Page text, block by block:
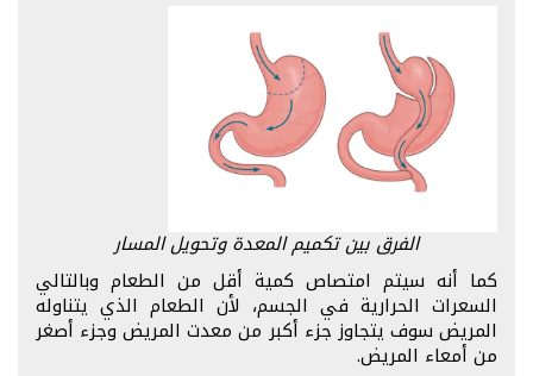
الفرق بين تكميم المعدة وتحويل المسار
كما أنه سيتم امتصاص كمية أقل من الطعام وبالتالي
السعرات الحرارية في الجسم، لأن الطعام الذي يتناوله
المريض سوف يتجاوز جزء أكبر من معدت المريض وجزء أصغر
من أمعاء المريض.